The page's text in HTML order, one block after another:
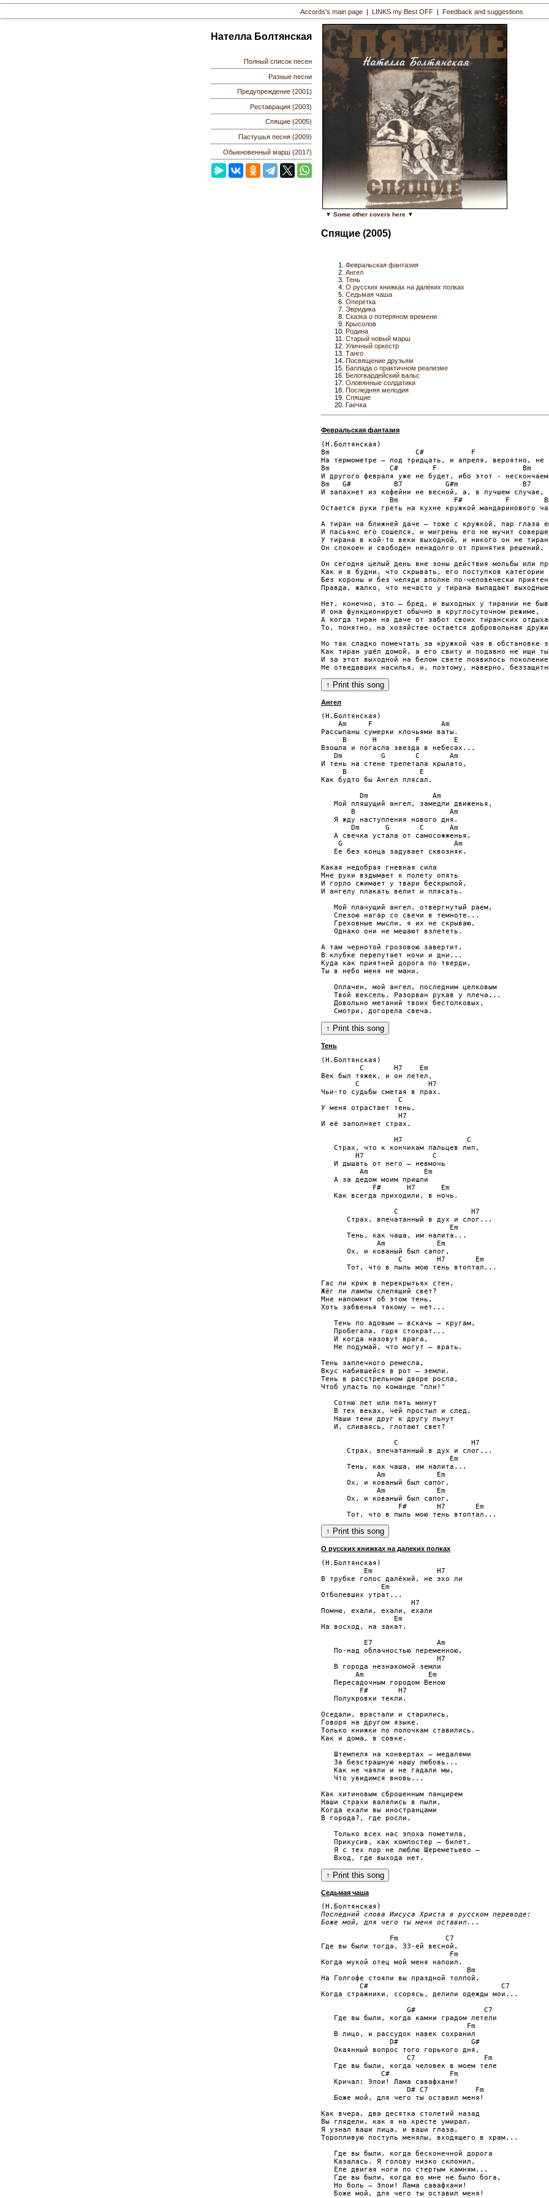
Accords's main page | LINKS my Best OFF | Feedback and suggestions
Нателла Болтянская
Полный список песен
Разные песни
Предупреждение (2001)
Реставрация (2003)
Спящие (2005)
Пастушья песня (2009)
Обыкновенный марш (2017)
▼ Some other covers here ▼
Спящие (2005)
Февральская фантазия
Ангел
Тень
О русских книжках на далёких полках
Седьмая чаша
Оперетка
Эвридика
Сказка о потеряном времени
Крысолов
Родина
Старый новый марш
Уличный оркестр
Танго
Посвящение друзьям
Баллада о практичном реализме
Белогвардейский вальс
Оловянные солдатики
Последняя мелодия
Спящие
Гаечка
Февральская фантазия
(Н.Болтянская)
Bm                    C#           F
На термометре – под тридцать, и апреля, вероятно, не
Bm              C#        F                    Bm
И другого февраля уже не будет, ибо этот -
Bm   G#          B7          G#m               B7
И запахнет из кофейни не весной, а, в лучшем случае,
Bm             F#          F
Остается руки греть на кухне кружкой мандаринового
А тиран на ближней даче – тоже с кружкой, пар глаза
И пасьянс его сошелся, и мигрень его не мучит
У тирана в кой-то веки выходной, и никого он не
Он спокоен и свободен ненадолго от принятия решений.
Он сегодня целый день вне зоны действия мольбы или
Как и в будни, что скрывать, его поступков категории
Без короны и без челяди вполне по-человечески
Правда, жалко, что нечасто у тирана выпадают
Нет, конечно, это – бред, и выходных у тирании не
И она функционирует обычно в круглосуточном режиме,
А когда тиран на даче от забот своих тиранских
То, понятно, на хозяйстве остается добровольная
Но так сладко помечтать за кружкой чая в обстановке
Как тиран ушёл домой, а его свиту и подавно не ищи
И за этот выходной на белом свете появилось поколение
Ангел
(Н.Болтянская)
    Am     F                Am
Рассыпаны сумерки клочьями ваты.
     B      H         F        E
Взошла и погасла звезда в небесах...
   Dm         G       C       Am
И тень на стене трепетала крылато,
     B                 E
Как будто бы Ангел плясал.
         Dm               Am
   Мой пляшущий ангел, замедли движенья,
       B                      Am
   Я жду наступления нового дня.
       Dm      G       C      Am
   А свечка устала от самосожженья,
    G                          Am
   Ее без конца задувает сквозняк.
Какая недобрая гневная сила
Мне руки вздымает к полету опять
И горло сжимает у твари бескрылой,
И ангелу плакать велит и плясать.
   Мой плачущий ангел, отвергнутый раем,
   Слезою нагар со свечи в темноте...
   Греховные мысли, я их не скрываю,
   Однако они не мешают взлететь.
А там чернотой грозовою завертит,
В клубке перепутает ночи и дни...
Куда как приятней дорога по тверди,
Ты в небо меня не мани.
   Оплачен, мой ангел, последним целковым
   Твой вексель. Разорван рукав у плеча...
   Довольно метаний твоих бестолковых,
Тень
(Н.Болтянская)
         C       H7    Em
Век был тяжек, и он летел,
        C                H7
Чьи-то судьбы сметая в прах.
                  C
У меня отрастает тень,
                  H7
И её заполняет страх.
                 H7               C
   Страх, что к кончикам пальцев лип,
        H7                C
   И дышать от него — невмочь
         Am             Em
   А за дедом моим пришли
            F#      H7      Em
   Как всегда приходили, в ночь.
                 C                 H7
      Страх, впечатанный в дух и слог...
                              Em
      Тень, как чаша, им налита...
             Am            Em
      Ох, и кованый был сапог,
                  C        H7       Em
      Тот, что в пыль мою тень втоптал...
Гас ли крик в перекрытьях стен,
Жёг ли лампы слепящий свет?
Мне напомнит об этом тень,
Хоть забвенья такому — нет...
   Тень по адовым — вскачь — кругам,
   Пробегала, горя стократ...
   И когда назовут врага,
   Не подумай, что могут — врать.
Тень заплечного ремесла,
Вкус набившейся в рот — земли.
Тень в расстрельном дворе росла,
Чтоб упасть по команде "пли!"
   Сотню лет или пять минут
   В тех веках, чей простыл и след,
   Наши тени друг к другу льнут
   И, сливаясь, глотают свет?
                 C                 H7
      Страх, впечатанный в дух и слог...
                              Em
      Тень, как чаша, им налита...
             Am            Em
      Ох, и кованый был сапог,
             Am            Em
      Ох, и кованый был сапог,
                  F#       H7       Em
О русских книжках на далеких полках
(Н.Болтянская)
          Em               H7
В трубке голос далёкий, не эхо ли
              Em
Отболевших утрат...
                     H7
Помню, ехали, ехали, ехали
                 Em
На восход, на закат.
          E7               Am
   По-над облачностью переменною,
                           H7
   В города незнакомой земли
        Am               Em
   Пересадочным городом Веною
         F#       H7
   Полукровки текли.
Оседали, врастали и старились,
Говоря на другом языке.
Только книжки по полочкам ставились,
Как и дома, в совке.
   Штемпеля на конвертах — медалями
   За безстрашную нашу любовь...
   Как не чаяли и не гадали мы,
   Что увидимся вновь...
Как хитиновым сброшенным панцирем
Наши страхи валялись в пыли,
Когда ехали вы иностранцами
В города?, где росли.
   Только всех нас эпоха пометила,
   Прикусив, как компостер — билет.
   Я с тех пор не люблю Шереметьево —
Седьмая чаша
Последний слова Иисуса Христа в русском переводе:
Боже мой, для чего ты меня оставил...
                Fm           C7
Где вы были тогда, 33-ей весной,
                              Fm
Когда мукой отец мой меня напоил.
                                  Bm
На Голгофе стояли вы праздной толпой,
         C#                               C7
Когда стражники, ссорясь, делили одежды мои...
                    G#                C7
   Где вы были, когда камни градом летели
                                  Fm
   В лицо, и рассудок навек сохранил
                D#                 G#
   Окаянный вопрос того горького дня,
                    C7                Fm
   Где вы были, когда человек в моем теле
              C#              Fm
   Кричал: Элои! Лама савафхани!
                    D# C7           Fm
   Боже мой, для чего ты оставил меня!
Как вчера, два десятка столетий назад
Вы глядели, как я на кресте умирал.
Я узнал ваши лица, и ваши глаза,
Торопливую поступь менялы, входящего в храм...
   Где вы были, когда бесконечной дорога
   Казалась. Я голову низко склонил,
   Еле двигая ноги по стертым камням...
   Где вы были, когда во мне не было бога,
   Но боль – Элои! Лама савафхани!
   Боже мой, для чего ты оставил меня!